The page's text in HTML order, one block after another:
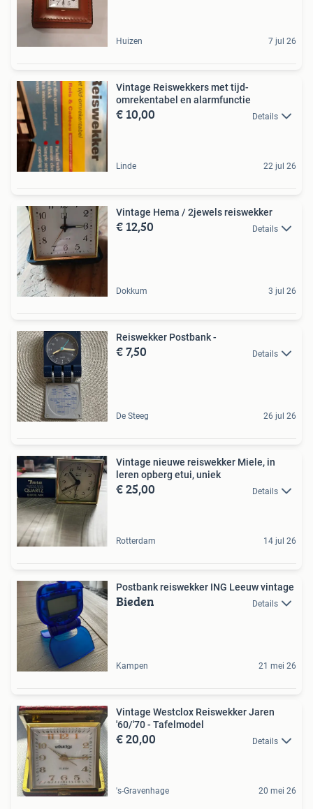
Huizen 7 jul 26
Vintage Reiswekkers met tijd-
omrekentabel en alarmfunctie
€ 10,00 Details
Linde 22 jul 26
Vintage Hema / 2jewels reiswekker
€ 12,50 Details
Dokkum 3 jul 26
Reiswekker Postbank -
€ 7,50 Details
De Steeg 26 jul 26
Vintage nieuwe reiswekker Miele, in
leren opberg etui, uniek
€ 25,00 Details
Rotterdam 14 jul 26
Postbank reiswekker ING Leeuw vintage
Bieden Details
Kampen 21 mei 26
Vintage Westclox Reiswekker Jaren
'60/'70 - Tafelmodel
€ 20,00 Details
's-Gravenhage 20 mei 26